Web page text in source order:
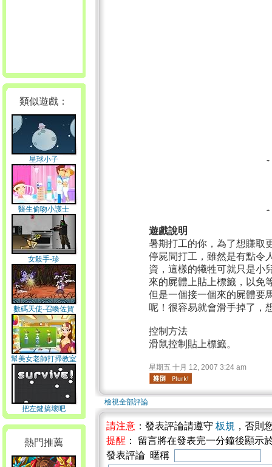
類似遊戲：
星球小子
醫生偷吻小護士
女殺手-珍
數碼天使-召喚佐賀
幫美女老師打掃教室
把左鍵搞壞吧
熱門推薦
遊戲說明
暑期打工的你，為了想賺取
停屍間打工，雖然是有點令
資，這樣的犧牲可就只是小
來的屍體上貼上標籤，以免
但是一個接一個來的屍體要
呢！很容易就會滑手掉了，
控制方法
滑鼠控制貼上標籤。
星期五 十月 12, 2007 3:24 am
檢視全部評論
請注意 ：發表評論請遵守 板規 ，否則
提醒 ： 留言將在發表完一分鐘後顯示
發表評論 暱稱